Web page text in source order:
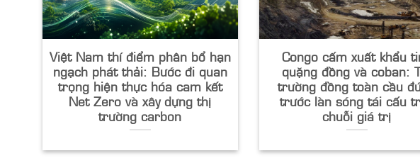
Việt Nam thí điểm phân bổ hạn
ngạch phát thải: Bước đi quan
trọng hiện thực hóa cam kết
Net Zero và xây dựng thị
trường carbon
Congo cấm xuất khẩu
quặng đồng và coban:
trường đồng toàn cầu
trước làn sóng tái cấu
chuỗi giá trị